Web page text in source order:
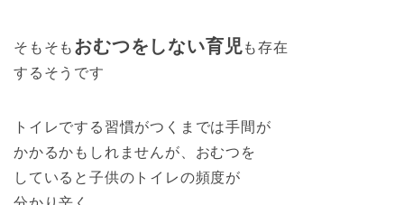
そもそも おむつをしない育児も存在
するそうです
トイレでする習慣がつくまでは手間が
かかるかもしれませんが、おむつを
していると子供のトイレの頻度が